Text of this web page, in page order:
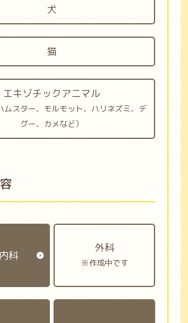
犬
猫
エキゾチックアニマル
ムスター、モルモット、ハリネズミ、デ
グー、カメなど）
科
外科
※作成中です